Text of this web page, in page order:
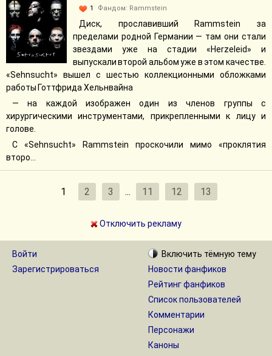
1 Фандом: Rammstein
Диск, прославивший Rammstein за
пределами родной Германии — там они стали
звездами уже на стадии «Herzeleid» и
выпускали второй альбом уже в этом качестве.
«Sehnsucht» вышел с шестью коллекционными обложками
работы Готтфрида Хельнвайна
— на каждой изображен один из членов группы с
хирургическими инструментами, прикрепленными к лицу и
голове.
С «Sehnsucht» Rammstein проскочили мимо «проклятия
второ...
1 2 3 ... 11 12 13
Отключить рекламу
Войти
Зарегистрироваться
Включить тёмную тему
Новости фанфиков
Рейтинг фанфиков
Список пользователей
Комментарии
Персонажи
Каноны